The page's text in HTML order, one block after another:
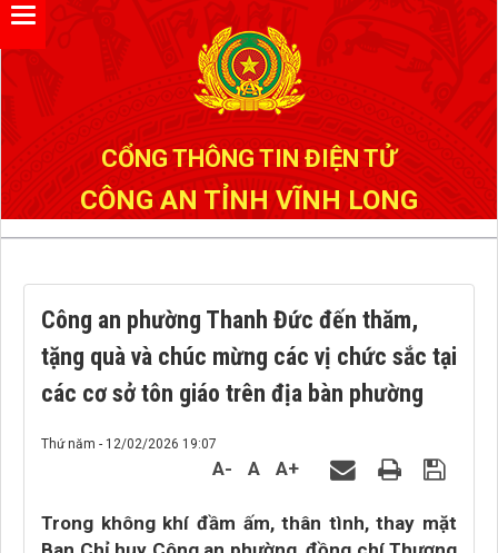
CỔNG THÔNG TIN ĐIỆN TỬ
CÔNG AN TỈNH VĨNH LONG
Công an phường Thanh Đức đến thăm,
tặng quà và chúc mừng các vị chức sắc tại
các cơ sở tôn giáo trên địa bàn phường
Thứ năm - 12/02/2026 19:07
A- A A+
Trong không khí đầm ấm, thân tình, thay mặt